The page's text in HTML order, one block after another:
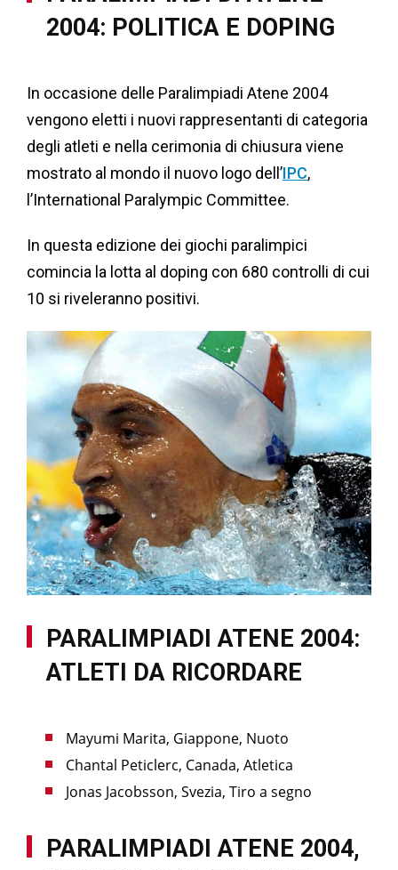
2004: POLITICA E DOPING
In occasione delle Paralimpiadi Atene 2004
vengono eletti i nuovi rappresentanti di categoria
degli atleti e nella cerimonia di chiusura viene
mostrato al mondo il nuovo logo dell’IPC,
l’International Paralympic Committee.
In questa edizione dei giochi paralimpici
comincia la lotta al doping con 680 controlli di cui
10 si riveleranno positivi.
PARALIMPIADI ATENE 2004:
ATLETI DA RICORDARE
Mayumi Marita, Giappone, Nuoto
Chantal Peticlerc, Canada, Atletica
Jonas Jacobsson, Svezia, Tiro a segno
PARALIMPIADI ATENE 2004,